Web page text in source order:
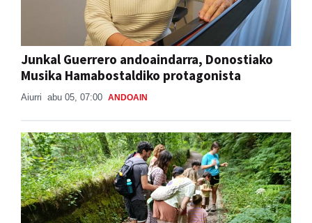
Junkal Guerrero andoaindarra, Donostiako
Musika Hamabostaldiko protagonista
Aiurri abu 05, 07:00 ANDOAIN